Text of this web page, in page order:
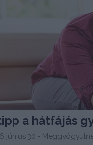
a hátfájás
június 30 -